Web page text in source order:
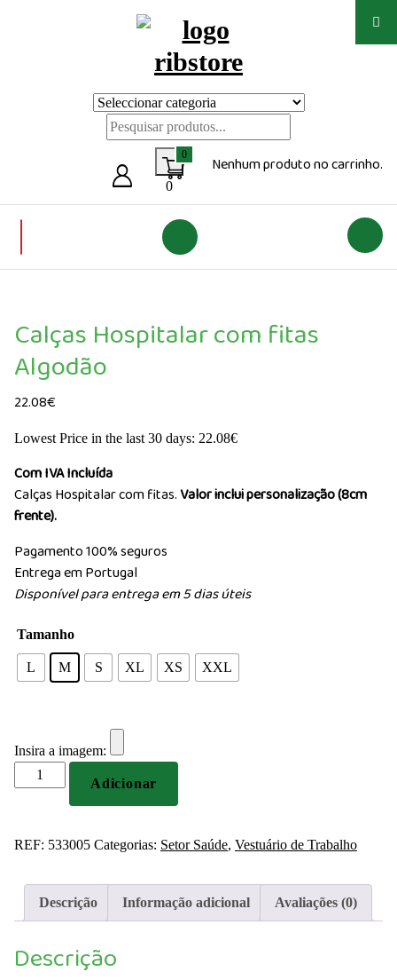
0
0
Nenhum produto no carrinho.
Calças Hospitalar com fitas
Algodão
22.08€
Lowest Price in the last 30 days: 22.08€
Com IVA Incluída
Calças Hospitalar com fitas.Valor inclui personalização (8cm
frente).
Pagamento 100% seguros
Entrega em Portugal
Disponível para entrega em 5 dias úteis
Tamanho
L M S XL XS XXL
Insira a imagem:
Quantidade
de
Algodão
Adicionar
REF: 533005 Categorias: Setor Saúde, Vestuário de Trabalho
Descrição Informação adicional Avaliações (0)
Descrição